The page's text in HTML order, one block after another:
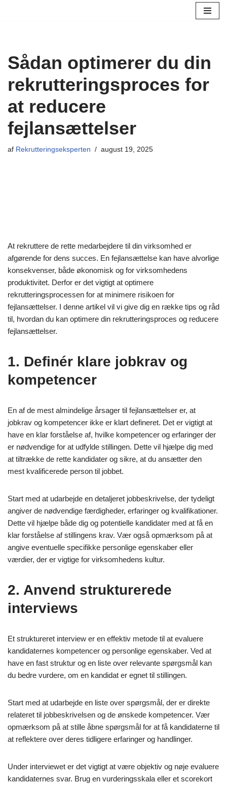
Sådan optimerer du din
rekrutteringsproces for
at reducere
fejlansættelser
af Rekrutteringseksperten august 19, 2025
At rekruttere de rette medarbejdere til din virksomhed er
afgørende for dens succes. En fejlansættelse kan have alvorlige
konsekvenser, både økonomisk og for virksomhedens
produktivitet. Derfor er det vigtigt at optimere
rekrutteringsprocessen for at minimere risikoen for
fejlansættelser. I denne artikel vil vi give dig en række tips og råd
til, hvordan du kan optimere din rekrutteringsproces og reducere
fejlansættelser.
1. Definér klare jobkrav og
kompetencer
En af de mest almindelige årsager til fejlansættelser er, at
jobkrav og kompetencer ikke er klart defineret. Det er vigtigt at
have en klar forståelse af, hvilke kompetencer og erfaringer der
er nødvendige for at udfylde stillingen. Dette vil hjælpe dig med
at tiltrække de rette kandidater og sikre, at du ansætter den
mest kvalificerede person til jobbet.
Start med at udarbejde en detaljeret jobbeskrivelse, der tydeligt
angiver de nødvendige færdigheder, erfaringer og kvalifikationer.
Dette vil hjælpe både dig og potentielle kandidater med at få en
klar forståelse af stillingens krav. Vær også opmærksom på at
angive eventuelle specifikke personlige egenskaber eller
værdier, der er vigtige for virksomhedens kultur.
2. Anvend strukturerede
interviews
Et struktureret interview er en effektiv metode til at evaluere
kandidaternes kompetencer og personlige egenskaber. Ved at
have en fast struktur og en liste over relevante spørgsmål kan
du bedre vurdere, om en kandidat er egnet til stillingen.
Start med at udarbejde en liste over spørgsmål, der er direkte
relateret til jobbeskrivelsen og de ønskede kompetencer. Vær
opmærksom på at stille åbne spørgsmål for at få kandidaterne til
at reflektere over deres tidligere erfaringer og handlinger.
Under interviewet er det vigtigt at være objektiv og nøje evaluere
kandidaternes svar. Brug en vurderingsskala eller et scorekort